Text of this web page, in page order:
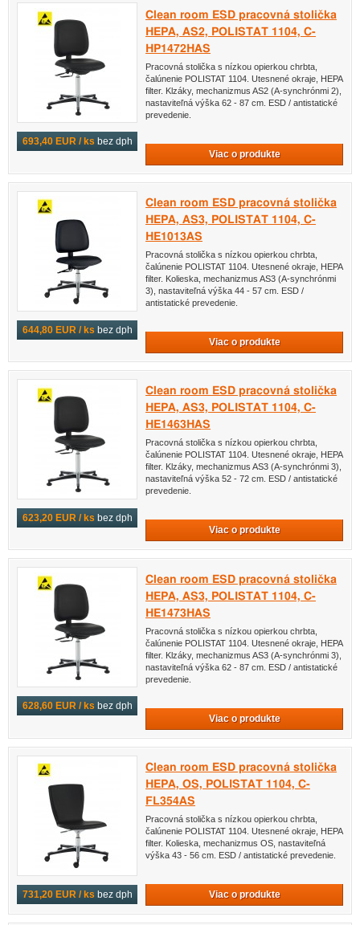
693,40 EUR / ks bez dph
Clean room ESD pracovná stolička
HEPA, AS2, POLISTAT 1104, C-
HP1472HAS
Pracovná stolička s nízkou opierkou chrbta,
čalúnenie POLISTAT 1104. Utesnené okraje, HEPA
filter. Klzáky, mechanizmus AS2 (A-synchrónmi 2),
nastaviteľná výška 62 - 87 cm. ESD / antistatické
prevedenie.
Viac o produkte
644,80 EUR / ks bez dph
Clean room ESD pracovná stolička
HEPA, AS3, POLISTAT 1104, C-
HE1013AS
Pracovná stolička s nízkou opierkou chrbta,
čalúnenie POLISTAT 1104. Utesnené okraje, HEPA
filter. Kolieska, mechanizmus AS3 (A-synchrónmi
3), nastaviteľná výška 44 - 57 cm. ESD /
antistatické prevedenie.
Viac o produkte
623,20 EUR / ks bez dph
Clean room ESD pracovná stolička
HEPA, AS3, POLISTAT 1104, C-
HE1463HAS
Pracovná stolička s nízkou opierkou chrbta,
čalúnenie POLISTAT 1104. Utesnené okraje, HEPA
filter. Klzáky, mechanizmus AS3 (A-synchrónmi 3),
nastaviteľná výška 52 - 72 cm. ESD / antistatické
prevedenie.
Viac o produkte
628,60 EUR / ks bez dph
Clean room ESD pracovná stolička
HEPA, AS3, POLISTAT 1104, C-
HE1473HAS
Pracovná stolička s nízkou opierkou chrbta,
čalúnenie POLISTAT 1104. Utesnené okraje, HEPA
filter. Klzáky, mechanizmus AS3 (A-synchrónmi 3),
nastaviteľná výška 62 - 87 cm. ESD / antistatické
prevedenie.
Viac o produkte
731,20 EUR / ks bez dph
Clean room ESD pracovná stolička
HEPA, OS, POLISTAT 1104, C-
FL354AS
Pracovná stolička s nízkou opierkou chrbta,
čalúnenie POLISTAT 1104. Utesnené okraje, HEPA
filter. Kolieska, mechanizmus OS, nastaviteľná
výška 43 - 56 cm. ESD / antistatické prevedenie.
Viac o produkte